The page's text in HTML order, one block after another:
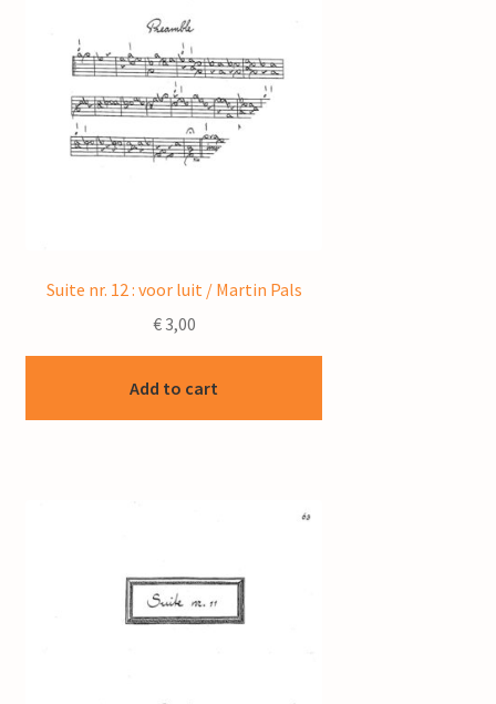
Suite nr. 12 : voor luit / Martin Pals
€3,00
Add to cart